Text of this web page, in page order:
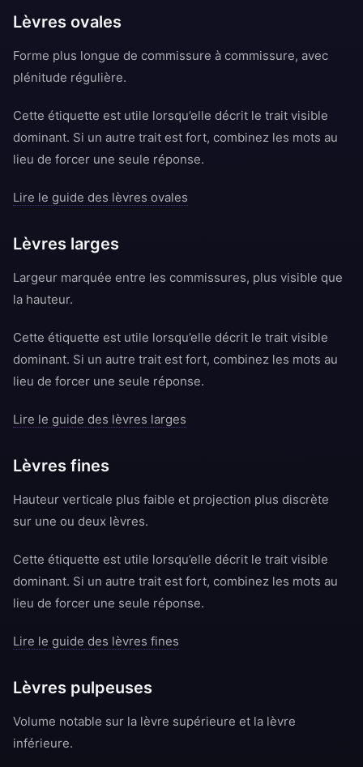
Lèvres ovales
Forme plus longue de commissure à commissure, avec
plénitude régulière.
Cette étiquette est utile lorsqu’elle décrit le trait visible
dominant. Si un autre trait est fort, combinez les mots au
lieu de forcer une seule réponse.
Lire le guide des lèvres ovales
Lèvres larges
Largeur marquée entre les commissures, plus visible que
la hauteur.
Cette étiquette est utile lorsqu’elle décrit le trait visible
dominant. Si un autre trait est fort, combinez les mots au
lieu de forcer une seule réponse.
Lire le guide des lèvres larges
Lèvres fines
Hauteur verticale plus faible et projection plus discrète
sur une ou deux lèvres.
Cette étiquette est utile lorsqu’elle décrit le trait visible
dominant. Si un autre trait est fort, combinez les mots au
lieu de forcer une seule réponse.
Lire le guide des lèvres fines
Lèvres pulpeuses
Volume notable sur la lèvre supérieure et la lèvre
inférieure.